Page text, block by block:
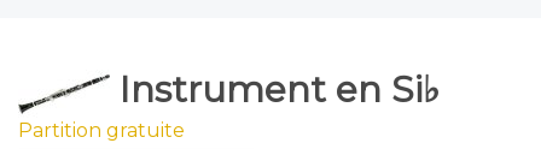
Instrument en Si♭
Partition gratuite